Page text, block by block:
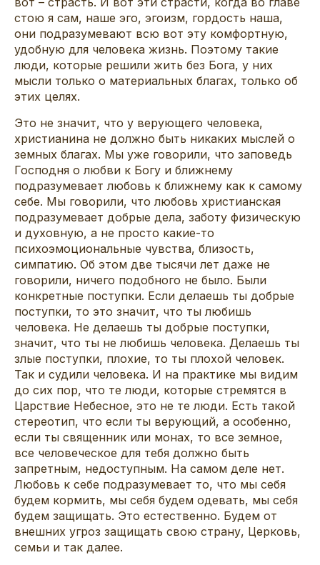
стою я сам, наше эго, эгоизм, гордость наша,
они подразумевают всю вот эту комфортную,
удобную для человека жизнь. Поэтому такие
люди, которые решили жить без Бога, у них
мысли только о материальных благах, только об
этих целях.
Это не значит, что у верующего человека,
христианина не должно быть никаких мыслей о
земных благах. Мы уже говорили, что заповедь
Господня о любви к Богу и ближнему
подразумевает любовь к ближнему как к самому
себе. Мы говорили, что любовь христианская
подразумевает добрые дела, заботу физическую
и духовную, а не просто какие-то
психоэмоциональные чувства, близость,
симпатию. Об этом две тысячи лет даже не
говорили, ничего подобного не было. Были
конкретные поступки. Если делаешь ты добрые
поступки, то это значит, что ты любишь
человека. Не делаешь ты добрые поступки,
значит, что ты не любишь человека. Делаешь ты
злые поступки, плохие, то ты плохой человек.
Так и судили человека. И на практике мы видим
до сих пор, что те люди, которые стремятся в
Царствие Небесное, это не те люди. Есть такой
стереотип, что если ты верующий, а особенно,
если ты священник или монах, то все земное,
все человеческое для тебя должно быть
запретным, недоступным. На самом деле нет.
Любовь к себе подразумевает то, что мы себя
будем кормить, мы себя будем одевать, мы себя
будем защищать. Это естественно. Будем от
внешних угроз защищать свою страну, Церковь,
семьи и так далее.